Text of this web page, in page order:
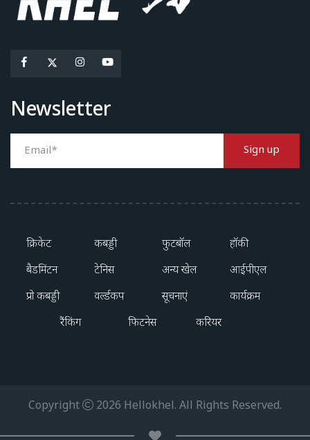
Newsletter
Sign up
क्रिकेट कबड्डी फुटबॉल
हॉकी
बैडमिंटन
टेनिस अन्य खेल
आईपीएल
प्रो कबड्डी
वर्ल्डकप सूचनाएं
कार्यक्रम
रैंकिंग
फिटनेस करियर
Copyright 2026 Hellokhel. All Rights Reserved.